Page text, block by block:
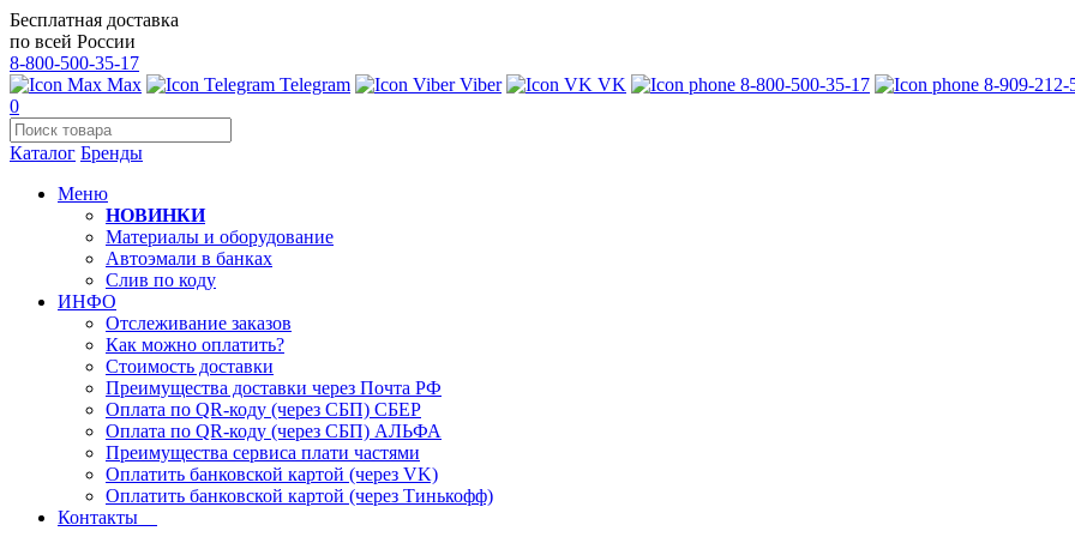
Бесплатная доставка
по всей России
8-800-500-35-17
Max
Telegram Viber VK 8-800-500-35-17
8-909-212-
0
Каталог Бренды
Меню
НОВИНКИ
Материалы и оборудование
Автоэмали в банках
Слив по коду
ИНФО
Отслеживание заказов
Как можно оплатить?
Стоимость доставки
Преимущества доставки через Почта РФ
Оплата по QR-коду (через СБП) СБЕР
Оплата по QR-коду (через СБП) АЛЬФА
Преимущества сервиса плати частями
Оплатить банковской картой (через VK)
Оплатить банковской картой (через Тинькофф)
Контакты